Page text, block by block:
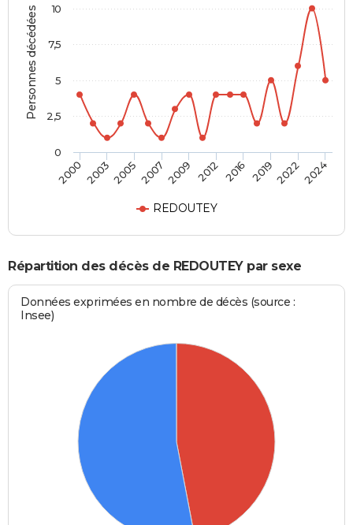
Personnes décédées
REDOUTEY
2000 2003200520072009 2012 2016 201920222024
0
2,5
5
7,5
10
Répartition des décès de REDOUTEY par sexe
Données exprimées en nombre de décès (source :
Insee)